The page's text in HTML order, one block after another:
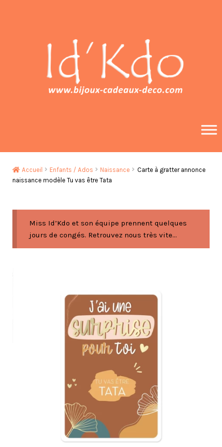
Accueil Enfants / Ados Naissance
Carte à gratter annonce
naissance modèle Tu vas être Tata
Miss Id’Kdo et son équipe prennent quelques
jours de congés. Retrouvez nous très vite...